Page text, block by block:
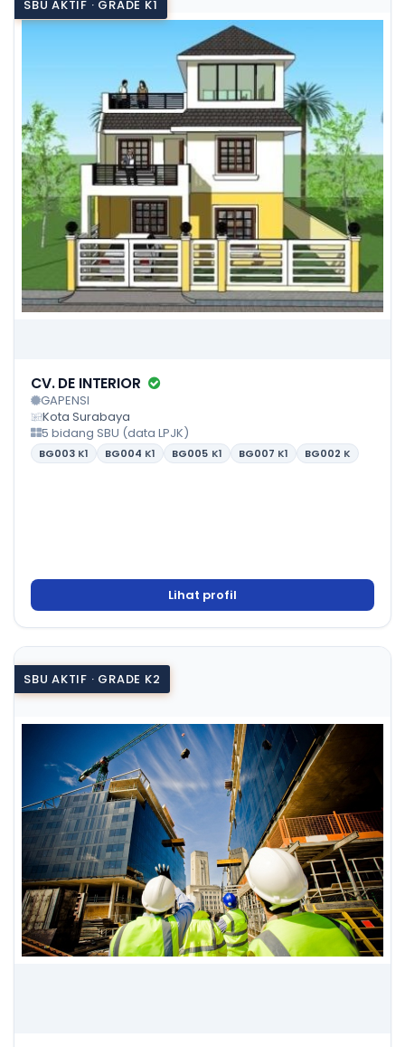
SBU AKTIF · GRADE K1
CV. DE INTERIOR
GAPENSI
Kota Surabaya
5 bidang SBU (data LPJK)
BG003 K1 BG004 K1 BG005 K1 BG007 K1 BG002 K
Lihat profil
SBU AKTIF · GRADE K2